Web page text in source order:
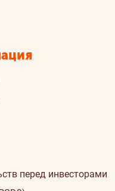
перед инвесторами